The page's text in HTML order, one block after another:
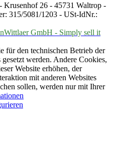
Krusenhof 26 - 45731 Waltrop -
315/5081/1203 - USt-IdNr.:
GmbH - Simply sell it
für den technischen Betrieb der
werden. Andere Cookies,
Website erhöhen, der
mit anderen Websites
sollen, werden nur mit Ihrer